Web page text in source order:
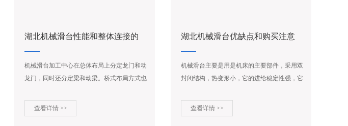
湖北机械滑台性能和整体连接的
方法
机械滑台加工中心在总体布局上分定龙门和动
龙门，同时还分定梁和动梁。桥式布局方式也
查看详情 >>
湖北机械滑台优缺点和购买注意
事项
机械滑台主要是用是机床的主要部件，采用双
封闭结构，热变形小，它的进给稳定性强，它
杆传动再有变速箱的作用，可以使组合机床有
多种可选择的速度。...
查看详情 >>